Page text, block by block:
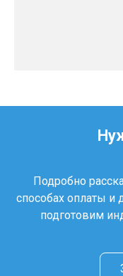
Подробно
способах оплаты и
подготовим